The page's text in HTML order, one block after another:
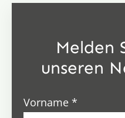
Melden
unseren
Vorname*